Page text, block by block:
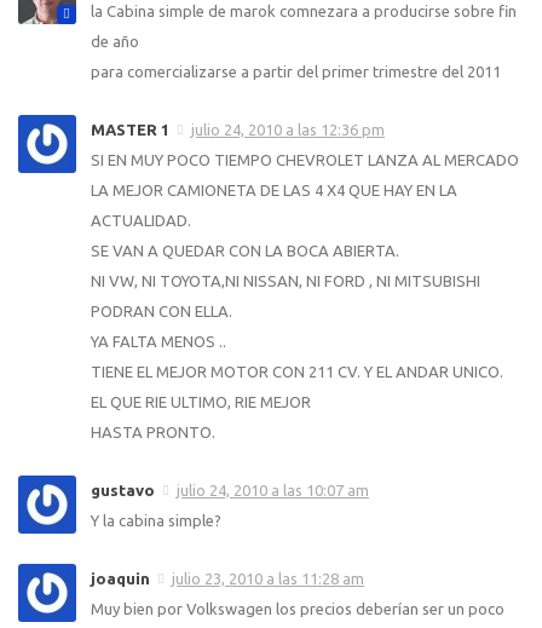
la Cabina simple de marok comnezara a producirse sobre fin
de año
para comercializarse a partir del primer trimestre del 2011
MASTER 1
julio 24, 2010 a las 12:36 pm
SI EN MUY POCO TIEMPO CHEVROLET LANZA AL MERCADO
LA MEJOR CAMIONETA DE LAS 4 X4 QUE HAY EN LA
ACTUALIDAD.
SE VAN A QUEDAR CON LA BOCA ABIERTA.
NI VW, NI TOYOTA,NI NISSAN, NI FORD , NI MITSUBISHI
PODRAN CON ELLA.
YA FALTA MENOS ..
TIENE EL MEJOR MOTOR CON 211 CV. Y EL ANDAR UNICO.
EL QUE RIE ULTIMO, RIE MEJOR
HASTA PRONTO.
gustavo
julio 24, 2010 a las 10:07 am
Y la cabina simple?
joaquin
julio 23, 2010 a las 11:28 am
Muy bien por Volkswagen los precios deberían ser un poco